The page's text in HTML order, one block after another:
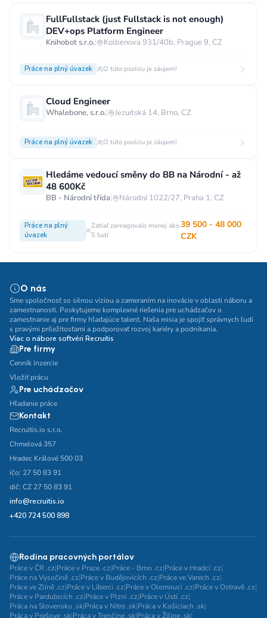
FullFullstack (just Fullstack is not enough)
DEV+ops Platform Engineer
Knihobot s.r.o.| Kolbenova 931/40b, Prague 9, CZ
Práce na plný úvazek O túto pozíciu je záujem!
Cloud Engineer
Whalebone, s.r.o.| Jezuitská 14, Brno, CZ
Práce na plný úvazek O túto pozíciu je záujem!
Hledáme vedoucí směny do BB na Národní - až
48 600Kč
BB - Národní třída| Národní 1022/27, Praha 1, CZ
Práce na plný
úvazek
Zatiaľ zareagovalo menej ako
5 ľudí
39 500 - 48 000
CZK
O nás
Sme spoločnosť so silnou víziou a zameraním na inovácie v oblasti náboru a
zamestnanosti. Poskytujeme komplexné riešenia pre uchádzačov o
zamestnanie aj pre firmy hľadajúce talent. Naša misia je spojiť správnych ľudí
s pravými príležitosťami a podporovať rozvoj kariéry a podnikania.
Viac o nábore softvéri Recruitis
Pre firmy
Cenník inzercie
Vložiť prácu
Pre uchádzačov
Hľadanie práce
Kontakt
Recruitis.io s.r.o.
Chmelová 357
Hradec Králové 500 03
ičo: 27 50 83 91
dič: CZ 27 50 83 91
info@recruitis.io
+420 724 500 898
Rodina pracovných portálov
Práce v ČR .cz|Práce v Praze .cz|Práce - Brno .cz|Práce v Hradci .cz|
Práce na Vysočině .cz|Práce v Budějovicích .cz|Práce ve Varech .cz|
Práce ve Zlíně .cz|Práce v Liberci .cz|Práce v Olomouci .cz|Práce v Ostravě .cz|
Práce v Pardubicích .cz|Práce v Plzni .cz|Práce v Ústí .cz|
Práca na Slovensku .sk|Práca v Nitre .sk|Práca v Košiciach .sk|
Práca v Prešove .sk|Práca v Trenčíne .sk|Práca v Žiline .sk|